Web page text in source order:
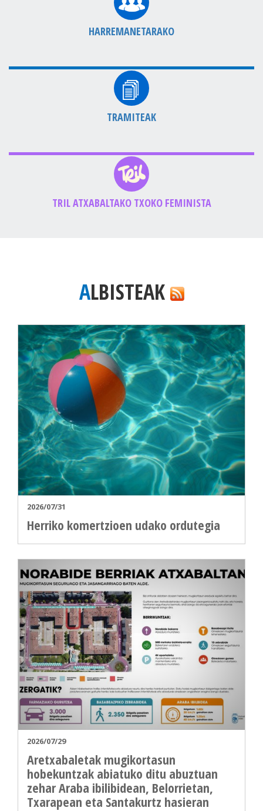
HARREMANETARAKO
TRAMITEAK
TRIL ATXABALTAKO TXOKO FEMINISTA
ALBISTEAK
2026/07/31
Herriko komertzioen udako ordutegia
2026/07/29
Aretxabaletak mugikortasun
hobekuntzak abiatuko ditu abuztuan
zehar Araba ibilibidean, Belorrietan,
Txarapean eta Santakurtz hasieran